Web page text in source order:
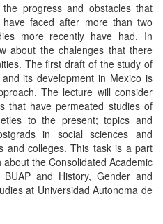
progress and obstacles that
faced after more than two
more recently have had. In
about the chalenges that there
The first draft of the study of
its development in Mexico is
The lecture will consider
that have permeated studies of
to the present; topics and
in social sciences and
and colleges. This task is a part
the Consolidated Academic
and History, Gender and
at Universidad Autonoma de